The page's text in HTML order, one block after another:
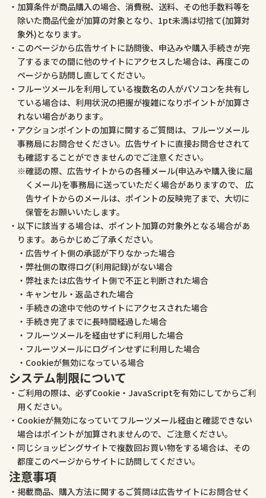
加算条件が商品購入の場合、消費税、送料、その他手数料等を
除いた商品代金が加算の対象となり、1pt未満は切捨て(加算対
象外)となります。
このページから広告サイトに訪問後、申込みや購入手続きが完
了するまでの間に他のサイトにアクセスした場合は、再度この
ページから訪問し直してください。
フルーツメールを利用している複数名の人がパソコンを共有し
ている場合は、利用状況の把握が複雑になりポイントが加算さ
れない場合があります。
アクションポイントの加算に関するご質問は、フルーツメール
事務局にお問合せください。広告サイトに直接お問合せされて
も確認することができませんのでご注意ください。
確認の際、広告サイトからの各種メール(申込みや購入後に届
くメール)を事務局に送っていただく場合がありますので、 広
告サイトからのメールは、ポイントの反映完了まで、大切に
保管をお願いいたします。
以下に該当する場合は、ポイント加算の対象外となる場合があ
ります。あらかじめご了承ください。
広告サイト側の承認が下りなかった場合
弊社側の取得ログ(利用記録)がない場合
弊社または広告サイト側で不正と判断された場合
キャンセル・返品された場合
手続きの途中で他のサイトにアクセスされた場合
手続き完了までに長時間経過した場合
フルーツメールを経由せずに利用した場合
フルーツメールにログインせずに利用した場合
Cookieが無効になっている場合
システム制限について
ご利用の際は、必ずCookie・JavaScriptを有効にしてからご利
用ください。
Cookieが無効になっていてフルーツメール経由と確認できない
場合はポイントが加算されませんので、ご注意ください。
同じショッピングサイトで複数回お買い物をする場合は、その
都度このページからサイトに訪問してください。
注意事項
掲載商品、購入方法に関するご質問は広告サイトにお問合せく